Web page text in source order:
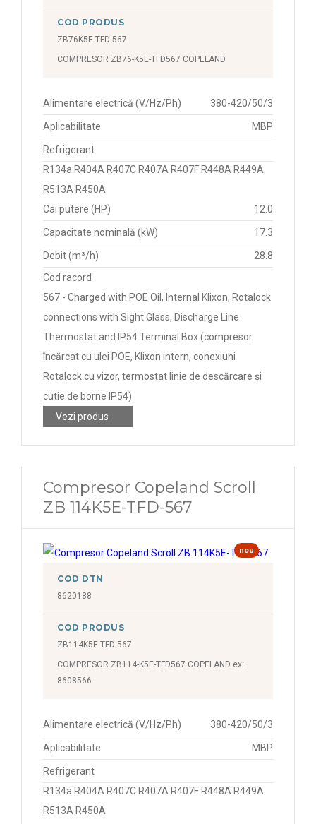
687 - conexiuni sudabile, IP 21, operare individuala
(brazing connections, IP21, single operation)
service)
924 - compressor with brazing connections, service
application (compresor cu conexiuni sudabile, aplicații
de service)
930 - compressor with brazing connections, IP21,
internal motor protection, single operation (conexiuni
sudabile, IP21, protecție internă motor, operare
individuală)
protecție motor, operare individuala (brazing
connections, oil sight glass, IP54, external protective
module, single operation)
COD PRODUS
ZB76K5E-TFD-567
COMPRESOR ZB76-K5E-TFD567 COPELAND
Alimentare electrică (V/Hz/Ph) 380-420/50/3
Aplicabilitate MBP
Refrigerant
R134a R404A R407C R407A R407F R448A R449A
R513A R450A
Cai putere (HP)
12.0
Capacitate nominală (kW) 17.3
Debit (m³/h)
28.8
Cod racord
567 - Charged with POE Oil, Internal Klixon, Rotalock
connections with Sight Glass, Discharge Line
Thermostat and IP54 Terminal Box (compresor
încărcat cu ulei POE, Klixon intern, conexiuni
Rotalock cu vizor, termostat linie de descărcare și
cutie de borne IP54)
Vezi produs
Compresor Copeland Scroll
ZB 114K5E-TFD-567
nou
COD DTN
8620188
COD PRODUS
ZB114K5E-TFD-567
COMPRESOR ZB114-K5E-TFD567 COPELAND ex:
8608566
Alimentare electrică (V/Hz/Ph) 380-420/50/3
Aplicabilitate MBP
Refrigerant
R134a R404A R407C R407A R407F R448A R449A
R513A R450A